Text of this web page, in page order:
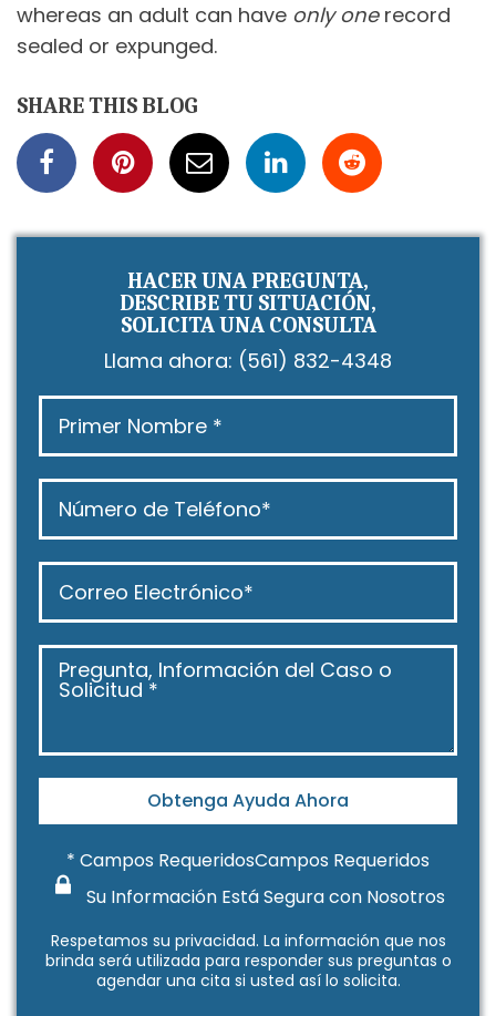
whereas an adult can have only onerecord
sealed or expunged.
SHARE THIS BLOG
HACER UNA PREGUNTA,
DESCRIBE TU SITUACIÓN,
SOLICITA UNA CONSULTA
Llama ahora: (561) 832-4348
Obtenga Ayuda Ahora
* Campos RequeridosCampos Requeridos
Su Información Está Segura con Nosotros
Respetamos su privacidad. La información que nos
brinda será utilizada para responder sus preguntas o
agendar una cita si usted así lo solicita.